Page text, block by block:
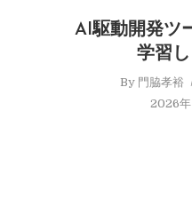
AI駆動開発ツ
学習し
By 門脇孝裕
2026年